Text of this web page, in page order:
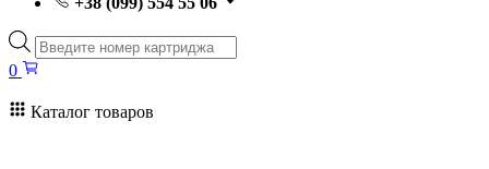
Поиск
товаров
0
Каталог товаров